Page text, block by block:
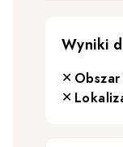
W Klinice
Wyniki
✕
✕